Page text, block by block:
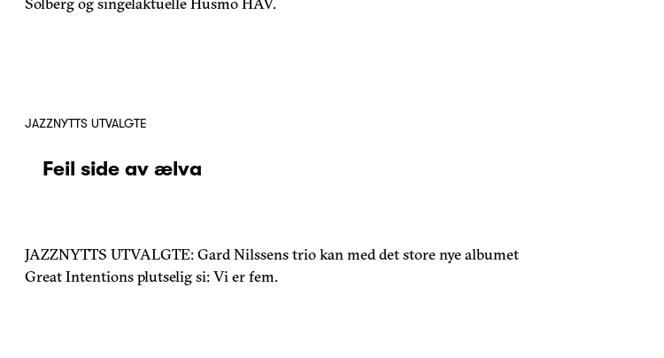
JAZZNYTTS UTVALGTE
Feil side av ælva
JAZZNYTTS UTVALGTE: Gard Nilssens trio kan med det store nye albumet
Great Intentions plutselig si: Vi er fem.